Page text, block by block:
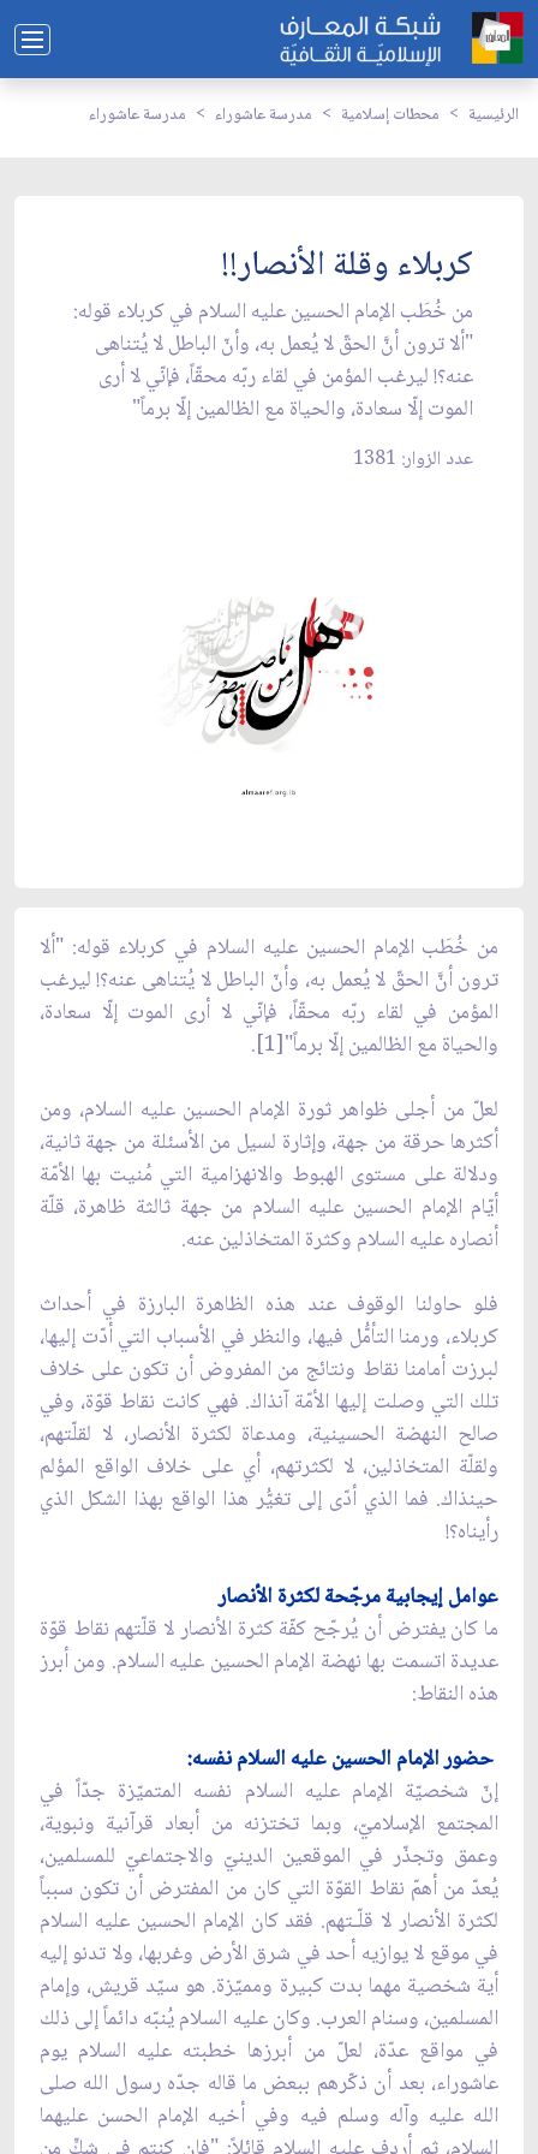
الرئيسية محطات إسلامية مدرسة عاشوراء مدرسة عاشوراء
كربلاء وقلة الأنصار!!
من خُطَب الإمام الحسين عليه السلام في كربلاء قوله:
"ألا ترون أنَّ الحقّ لا يُعمل به، وأنّ الباطل لا يُتناهى
عنه؟! ليرغب المؤمن في لقاء ربّه محقّاً، فإنّي لا أرى
الموت إلّا سعادة، والحياة مع الظالمين إلّا برماً"
عدد الزوار: 1381
من خُطَب الإمام الحسين عليه السلام في كربلاء قوله: "ألا
ترون أنَّ الحقّ لا يُعمل به، وأنّ الباطل لا يُتناهى عنه؟! ليرغب
المؤمن في لقاء ربّه محقّاً، فإنّي لا أرى الموت إلّا سعادة،
والحياة مع الظالمين إلّا برماً"[1].
لعلّ من أجلى ظواهر ثورة الإمام الحسين عليه السلام، ومن
أكثرها حرقة من جهة، وإثارة لسيل من الأسئلة من جهة ثانية،
ودلالة على مستوى الهبوط والانهزامية التي مُنيت بها الأمّة
أيّام الإمام الحسين عليه السلام من جهة ثالثة ظاهرة، قلّة
أنصاره عليه السلام وكثرة المتخاذلين عنه.
فلو حاولنا الوقوف عند هذه الظاهرة البارزة في أحداث
كربلاء، ورمنا التأمُّل فيها، والنظر في الأسباب التي أدّت إليها،
لبرزت أمامنا نقاط ونتائج من المفروض أن تكون على خلاف
تلك التي وصلت إليها الأمّة آنذاك. فهي كانت نقاط قوّة، وفي
صالح النهضة الحسينية، ومدعاة لكثرة الأنصار، لا لقلّتهم،
ولقلّة المتخاذلين، لا لكثرتهم، أي على خلاف الواقع المؤلم
حينذاك. فما الذي أدّى إلى تغيُّر هذا الواقع بهذا الشكل الذي
رأيناه؟!
عوامل إيجابية مرجّحة لكثرة الأنصار
ما كان يفترض أن يُرجّح كفّة كثرة الأنصار لا قلّتهم نقاط قوّة
عديدة اتسمت بها نهضة الإمام الحسين عليه السلام. ومن أبرز
هذه النقاط:
حضور الإمام الحسين عليه السلام نفسه:
إنّ شخصيّة الإمام عليه السلام نفسه المتميّزة جدّاً في
المجتمع الإسلاميّ، وبما تختزنه من أبعاد قرآنية ونبوية،
وعمق وتجذّر في الموقعين الدينيّ والاجتماعيّ للمسلمين،
يُعدّ من أهمّ نقاط القوّة التي كان من المفترض أن تكون سبباً
لكثرة الأنصار لا قلّـتهم. فقد كان الإمام الحسين عليه السلام
في موقع لا يوازيه أحد في شرق الأرض وغربها، ولا تدنو إليه
أية شخصية مهما بدت كبيرة ومميّزة. هو سيّد قريش، وإمام
المسلمين، وسنام العرب. وكان عليه السلام يُنبّه دائماً إلى ذلك
في مواقع عدّة، لعلّ من أبرزها خطبته عليه السلام يوم
عاشوراء، بعد أن ذكّرهم ببعض ما قاله جدّه رسول الله صلى
الله عليه وآله وسلم فيه وفي أخيه الإمام الحسن عليهما